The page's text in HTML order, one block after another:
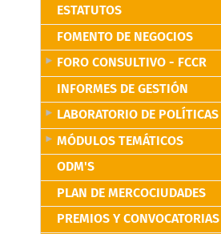
ESTATUTOS
FOMENTO DE NEGOCIOS
FORO CONSULTIVO - FCCR
INFORMES DE GESTIÓN
LABORATORIO DE
MÓDULOS TEMÁTICOS
ODM'S
PLAN DE MERCOCIUDADES
PREMIOS Y CONVOCATORIAS